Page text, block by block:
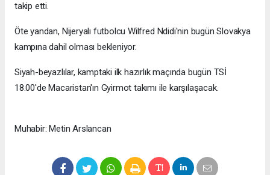
takip etti.
Öte yandan, Nijeryalı futbolcu Wilfred Ndidi'nin bugün Slovakya
kampına dahil olması bekleniyor.
Siyah-beyazlılar, kamptaki ilk hazırlık maçında bugün TSİ
18.00'de Macaristan'ın Gyirmot takımı ile karşılaşacak.
Muhabir: Metin Arslancan